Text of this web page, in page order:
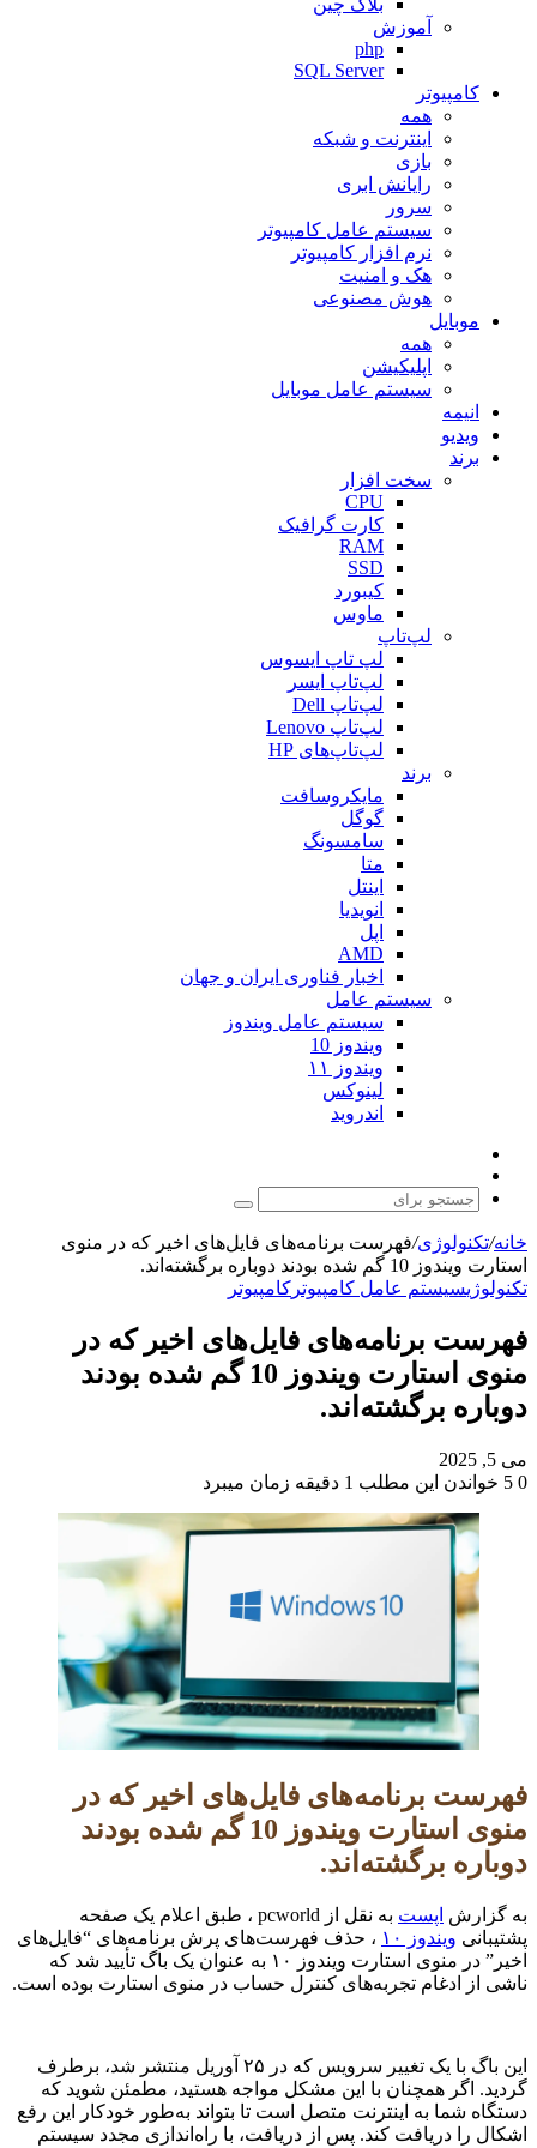
بلاک چین
آموزش
php
SQL Server
کامپیوتر
همه
اینترنت و شبکه
بازی
رایانش ابری
سرور
سیستم عامل کامپیوتر
نرم افزار کامپیوتر
هک و امنیت
هوش مصنوعی
موبایل
همه
اپلیکیشن
سیستم عامل موبایل
انیمه
ویدیو
برند
سخت افزار
CPU
کارت گرافیک
RAM
SSD
کیبورد
ماوس
لپ‌تاپ
لپ تاپ ایسوس
لپ‌تاپ ایسر
لپ‌تاپ Dell
لپ‌تاپ Lenovo
لپ‌تاپ‌های HP
برند
مایکروسافت
گوگل
سامسونگ
متا
اینتل
انویدیا
اپل
AMD
اخبار فناوری ایران و جهان
سیستم عامل
سیستم عامل ویندوز
ویندوز 10
ویندوز ۱۱
لینوکس
اندروید
پوسته
جستجو
برای
خانه/تکنولوژی/فهرست برنامه‌های فایل‌های اخیر که در منوی
استارت ویندوز 10 گم شده بودند دوباره برگشته‌اند.
تکنولوژیسیستم عامل کامپیوتر کامپیوتر
فهرست برنامه‌های فایل‌های اخیر که در
منوی استارت ویندوز 10 گم شده بودند
دوباره برگشته‌اند.
می 5, 2025
0
خواندن این مطلب 1 دقیقه زمان میبرد
فهرست برنامه‌های فایل‌های اخیر که در
منوی استارت ویندوز 10 گم شده بودند
دوباره برگشته‌اند.
به گزارش اپست
به نقل از pcworld ، طبق اعلام یک صفحه
پشتیبانی ویندوز ۱۰
، حذف فهرست‌های پرش برنامه‌های “فایل‌های
اخیر” در منوی استارت ویندوز ۱۰ به عنوان یک باگ تأیید شد که
ناشی از ادغام تجربه‌های کنترل حساب در منوی استارت بوده است.
این باگ با یک تغییر سرویس که در ۲۵ آوریل منتشر شد، برطرف
گردید. اگر همچنان با این مشکل مواجه هستید، مطمئن شوید که
دستگاه شما به اینترنت متصل است تا بتواند به‌طور خودکار این رفع
اشکال را دریافت کند. پس از دریافت، با راه‌اندازی مجدد سیستم